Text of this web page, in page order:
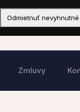
Zmluvy
Odmietnuť nevyhnutné